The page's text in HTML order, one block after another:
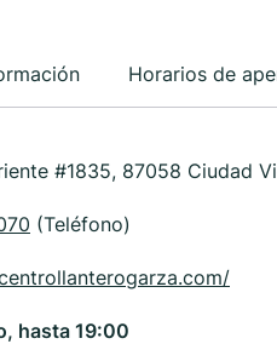
Horarios de
#1835, 87058 Ciudad
(Teléfono)
hasta 19:00